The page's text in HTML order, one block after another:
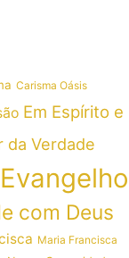
Carisma Oásis
Em Espírito e
da Verdade
Evangelho
com Deus
Maria Francisca